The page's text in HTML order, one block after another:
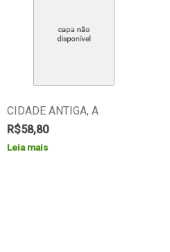
CIDADE ANTIGA, A
R$58,80
Leia mais